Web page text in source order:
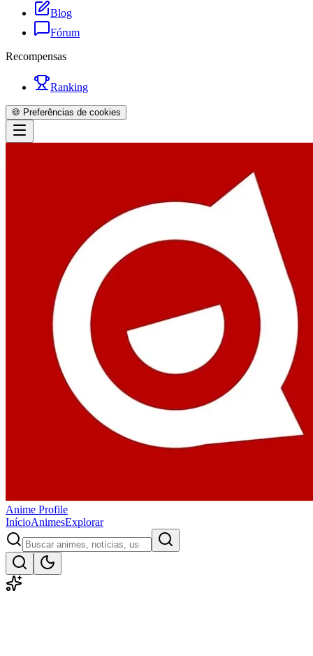
Blog
Fórum
Recompensas
Ranking
🍪 Preferências de cookies
Anime Profile
InícioAnimesExplorar